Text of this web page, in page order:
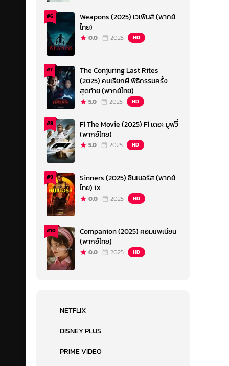
#6
Weapons (2025) เวเพินส์ (พากย์
ไทย)
0.0 2025 HD
#7
The Conjuring Last Rites
(2025) คนเรียกผี พิธีกรรมครั้ง
สุดท้าย (พากย์ไทย)
5.0 2025 HD
#8
F1 The Movie (2025) F1 เดอะ มูฟวี่
(พากย์ไทย)
5.0 2025 HD
#9
Sinners (2025) ซินเนอร์ส (พากย์
ไทย) 1X
0.0 2025 HD
#10
Companion (2025) คอมแพเนียน
(พากย์ไทย)
0.0 2025 HD
NETFLIX
DISNEY PLUS
PRIME VIDEO